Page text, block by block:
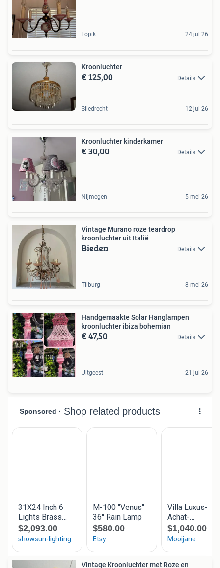
Lopik 24 jul 26
Kroonluchter
€ 125,00 Details
Sliedrecht 12 jul 26
Kroonluchter kinderkamer
€ 30,00 Details
Nijmegen 5 mei 26
Vintage Murano roze teardrop
kroonluchter uit Italië
Bieden Details
Tilburg 8 mei 26
Handgemaakte Solar Hanglampen
kroonluchter ibiza bohemian
€ 47,50 Details
Uitgeest 21 jul 26
Vintage Kroonluchter met Roze en